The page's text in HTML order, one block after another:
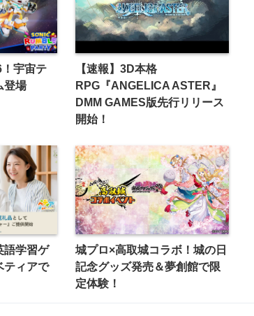
宇宙テ
登場
【速報】3D本格
RPG『ANGELICA ASTER』
DMM GAMES版先行リリース
開始！
語学習ゲ
ティアで
城プロ×高取城コラボ！城の日
記念グッズ発売＆夢創館で限
定体験！